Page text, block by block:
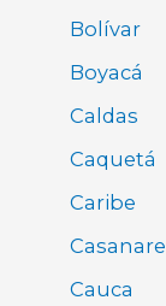
Bolívar
Boyacá
Caldas
Caquetá
Caribe
Casanare
Cauca